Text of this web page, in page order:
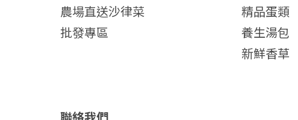
農場直送沙律菜
批發專區
精品蛋類
養生湯包
新鮮香草
聯絡我們